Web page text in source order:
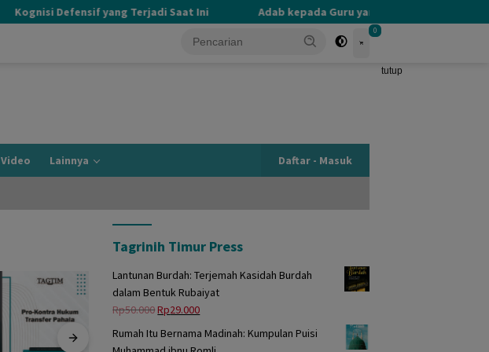
Kognisi Defensif yang Terjadi Saat Ini Adab kepada Guru yang Terlupakan
0
tutup
Video Lainnya Daftar - Masuk
Tagrinih Timur Press
Lantunan Burdah: Terjemah Kasidah Burdah
dalam Bentuk Rubaiyat
Rp50.000Harga
adalah:
Rp29.000Harga
Rumah Itu Bernama Madinah: Kumpulan Puisi